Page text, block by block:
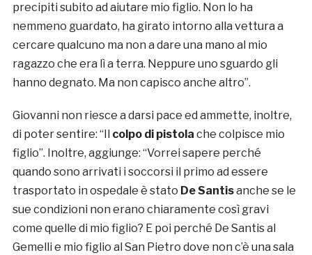
precipiti subito ad aiutare mio figlio. Non lo ha
nemmeno guardato, ha girato intorno alla vettura a
cercare qualcuno ma non a dare una mano al mio
ragazzo che era lì a terra. Neppure uno sguardo gli
hanno degnato. Ma non capisco anche altro”.
Giovanni non riesce a darsi pace ed ammette, inoltre,
di poter sentire: “Il colpo di pistola che colpisce mio
figlio”. Inoltre, aggiunge: “Vorrei sapere perché
quando sono arrivati i soccorsi il primo ad essere
trasportato in ospedale è stato De Santisanche se le
sue condizioni non erano chiaramente così gravi
come quelle di mio figlio? E poi perché De Santis al
Gemelli e mio figlio al San Pietro dove non c’è una sala